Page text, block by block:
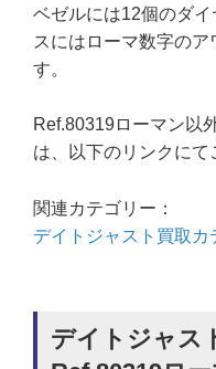
ベゼルには12個のダ
スにはローマ数字のア
す。
Ref.80319ローマン以
は、以下のリンクにて
関連カテゴリー：
デイトジャスト買取カ
デイトジャス